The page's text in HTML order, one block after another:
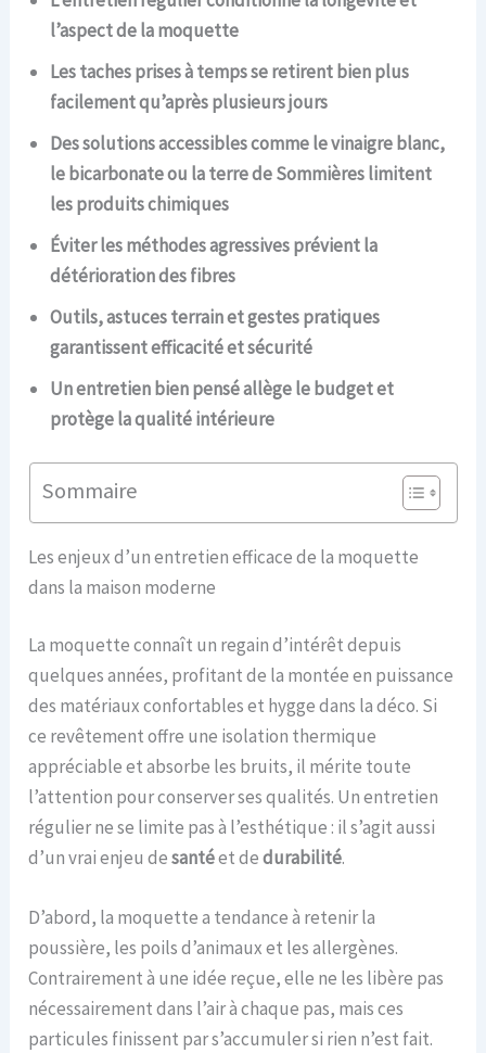
l’aspect de la moquette
Les taches prises à temps se retirent bien plus
facilement qu’après plusieurs jours
Des solutions accessibles comme le vinaigre blanc,
le bicarbonate ou la terre de Sommières limitent
les produits chimiques
Éviter les méthodes agressives prévient la
détérioration des fibres
Outils, astuces terrain et gestes pratiques
garantissent efficacité et sécurité
Un entretien bien pensé allège le budget et
protège la qualité intérieure
Sommaire
Les enjeux d’un entretien efficace de la moquette
dans la maison moderne
La moquette connaît un regain d’intérêt depuis
quelques années, profitant de la montée en puissance
des matériaux confortables et hygge dans la déco. Si
ce revêtement offre une isolation thermique
appréciable et absorbe les bruits, il mérite toute
l’attention pour conserver ses qualités. Un entretien
régulier ne se limite pas à l’esthétique : il s’agit aussi
d’un vrai enjeu desantéet dedurabilité.
D’abord, la moquette a tendance à retenir la
poussière, les poils d’animaux et les allergènes.
Contrairement à une idée reçue, elle ne les libère pas
nécessairement dans l’air à chaque pas, mais ces
particules finissent par s’accumuler si rien n’est fait.